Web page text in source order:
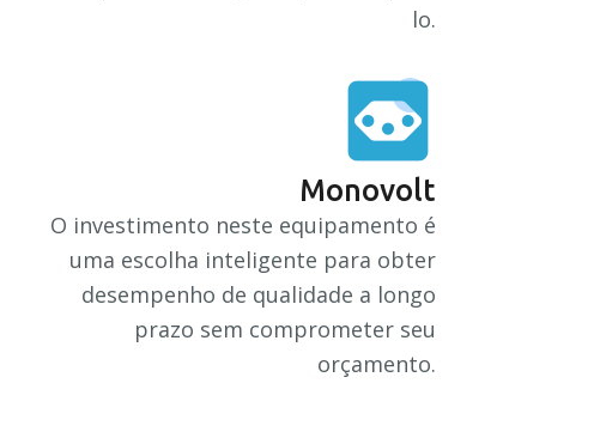
lo.
Monovolt
O investimento neste equipamento é
uma escolha inteligente para obter
desempenho de qualidade a longo
prazo sem comprometer seu
orçamento.